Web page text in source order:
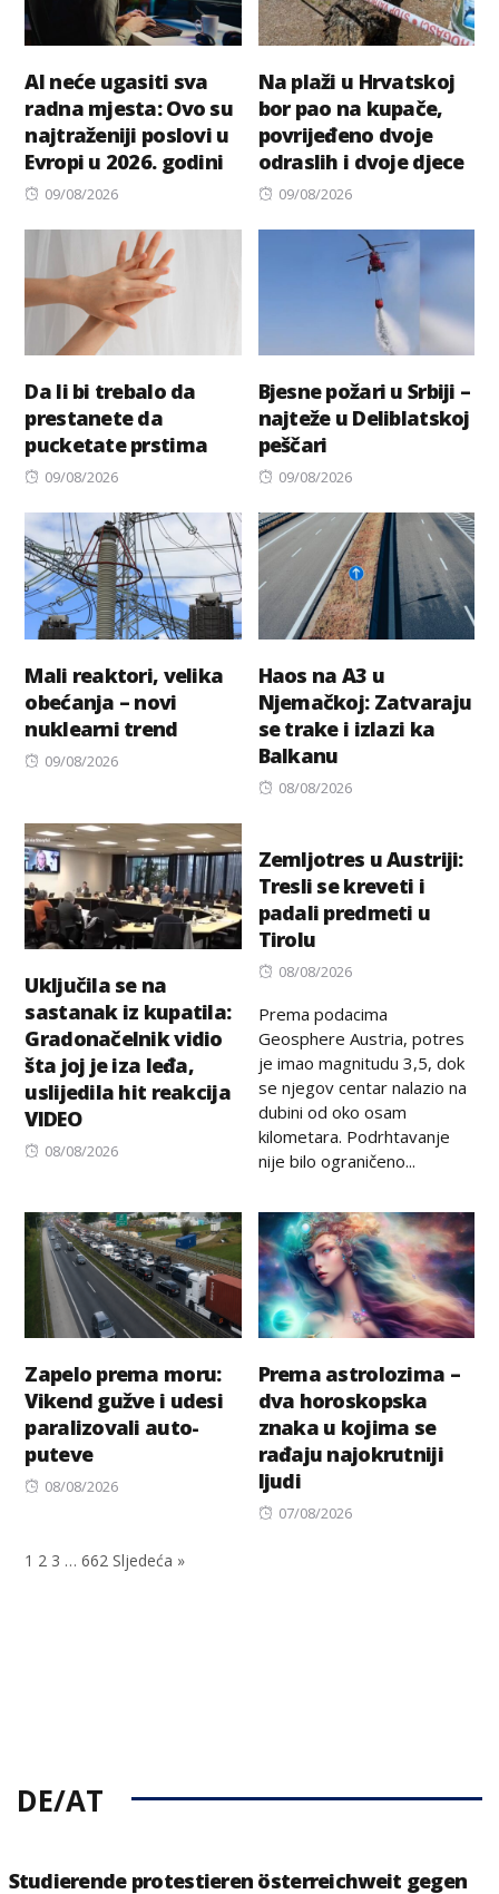
AI neće ugasiti sva
radna mjesta: Ovo su
najtraženiji poslovi u
Evropi u 2026. godini
Posted
09/08/2026
Na plaži u Hrvatskoj
bor pao na kupače,
povrijeđeno dvoje
odraslih i dvoje djece
Posted
09/08/2026
Da li bi trebalo da
prestanete da
pucketate prstima
Posted
09/08/2026
Bjesne požari u Srbiji –
najteže u Deliblatskoj
peščari
Posted
09/08/2026
Mali reaktori, velika
obećanja – novi
nuklearni trend
Posted
09/08/2026
Haos na A3 u
Njemačkoj: Zatvaraju
se trake i izlazi ka
Balkanu
Posted
08/08/2026
Uključila se na
sastanak iz kupatila:
Gradonačelnik vidio
šta joj je iza leđa,
uslijedila hit reakcija
VIDEO
Posted
08/08/2026
Zemljotres u Austriji:
Tresli se kreveti i
padali predmeti u
Tirolu
Posted
08/08/2026
Prema podacima
Geosphere Austria, potres
je imao magnitudu 3,5, dok
se njegov centar nalazio na
dubini od oko osam
kilometara. Podrhtavanje
nije bilo ograničeno...
Zapelo prema moru:
Vikend gužve i udesi
paralizovali auto-
puteve
Posted
08/08/2026
Prema astrolozima –
dva horoskopska
znaka u kojima se
rađaju najokrutniji
ljudi
Posted
07/08/2026
1 2 3 … 662 Sljedeća »
DE/AT
Studierende protestieren österreichweit gegen